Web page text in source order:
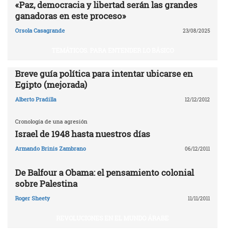
«Paz, democracia y libertad serán las grandes
ganadoras en este proceso»
Orsola Casagrande 23/08/2025
Breve guía política para intentar ubicarse en
Egipto (mejorada)
Alberto Pradilla 12/12/2012
Cronología de una agresión
Israel de 1948 hasta nuestros días
Armando Brinis Zambrano 06/12/2011
De Balfour a Obama: el pensamiento colonial
sobre Palestina
Roger Sheety 11/11/2011